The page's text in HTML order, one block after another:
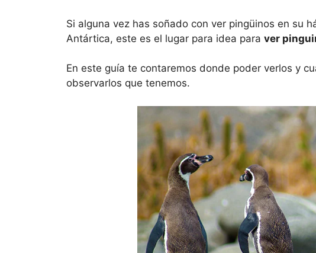
Si alguna vez has soñado con ver pingüinos en su
Antártica, este es el lugar para idea para ver
En este guía te contaremos donde poder verlos y
observarlos que tenemos.